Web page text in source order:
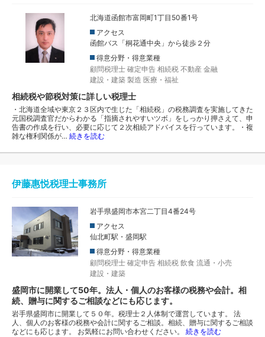
北海道函館市富岡町1丁目50番1号
アクセス
函館バス「桐花通中央」から徒歩２分
得意分野・得意業種
顧問税理士 確定申告 相続税 不動産 金融
建設・建築 製造 医療・福祉
相続税や節税対策に詳しい税理士
・北海道全域や東京２３区内で生じた「相続税」の税務調査を実施してきた
元国税調査官だからわかる「指摘されやすいツボ」をしっかり押さえて、申
告書の作成を行い、必要に応じて２次相続アドバイスを行っています。・複
雑な権利関係が… 続きを読む
伊藤惠悦税理士事務所
岩手県盛岡市本宮二丁目4番24号
アクセス
仙北町駅・盛岡駅
得意分野・得意業種
顧問税理士 確定申告 相続税 飲食 流通・小売
建設・建築
盛岡市に開業して50年。法人・個人のお客様の税務や会計。相
続、贈与に関するご相談などにも応じます。
岩手県盛岡市に開業して５０年。税理士２人体制で運営しています。 法
人、個人のお客様の税務や会計に関するご相談。相続、贈与に関するご相談
などにも応じます。 お気軽にお問い合わせください。 続きを読む